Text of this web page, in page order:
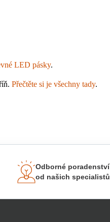
LED pásky.
Přečtěte si je všechny tady.
Odborné poradenství
od našich specialistů